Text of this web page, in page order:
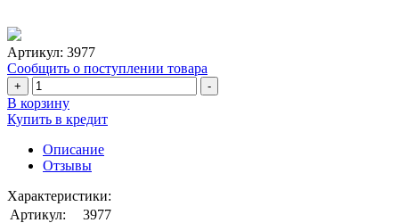
Артикул: 3977
Сообщить о поступлении товара
+ -
В корзину
Купить в кредит
Описание
Отзывы
Характеристики:
Артикул:
3977